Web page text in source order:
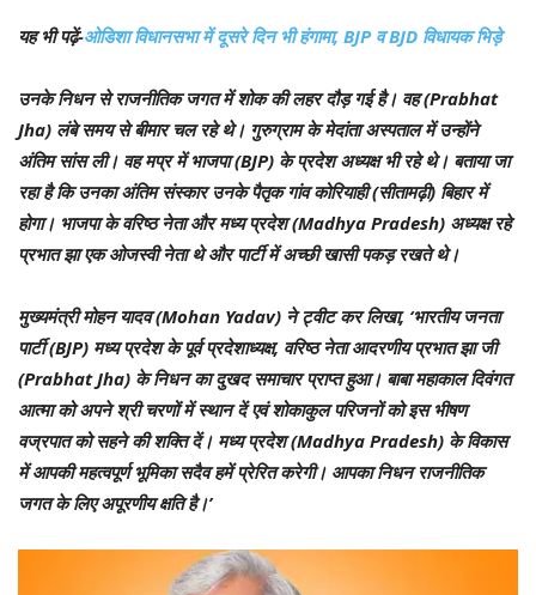
यह भी पढ़ें-ओडिशा विधानसभा में दूसरे दिन भी हंगामा, BJP व BJD विधायक भिड़े
उनके निधन से राजनीतिक जगत में शोक की लहर दौड़ गई है। वह (Prabhat
Jha) लंबे समय से बीमार चल रहे थे। गुरुग्राम के मेदांता अस्पताल में उन्होंने
अंतिम सांस ली। वह मप्र में भाजपा (BJP) के प्रदेश अध्यक्ष भी रहे थे। बताया जा
रहा है कि उनका अंतिम संस्कार उनके पैतृक गांव कोरियाही (सीतामढ़ी) बिहार में
होगा। भाजपा के वरिष्ठ नेता और मध्य प्रदेश (Madhya Pradesh) अध्यक्ष रहे
प्रभात झा एक ओजस्वी नेता थे और पार्टी में अच्छी खासी पकड़ रखते थे।
मुख्यमंत्री मोहन यादव (Mohan Yadav) ने ट्वीट कर लिखा, ‘भारतीय जनता
पार्टी (BJP) मध्य प्रदेश के पूर्व प्रदेशाध्यक्ष, वरिष्ठ नेता आदरणीय प्रभात झा जी
(Prabhat Jha) के निधन का दुखद समाचार प्राप्त हुआ। बाबा महाकाल दिवंगत
आत्मा को अपने श्री चरणों में स्थान दें एवं शोकाकुल परिजनों को इस भीषण
वज्रपात को सहने की शक्ति दें। मध्य प्रदेश (Madhya Pradesh) के विकास
में आपकी महत्वपूर्ण भूमिका सदैव हमें प्रेरित करेगी। आपका निधन राजनीतिक
जगत के लिए अपूरणीय क्षति है।’